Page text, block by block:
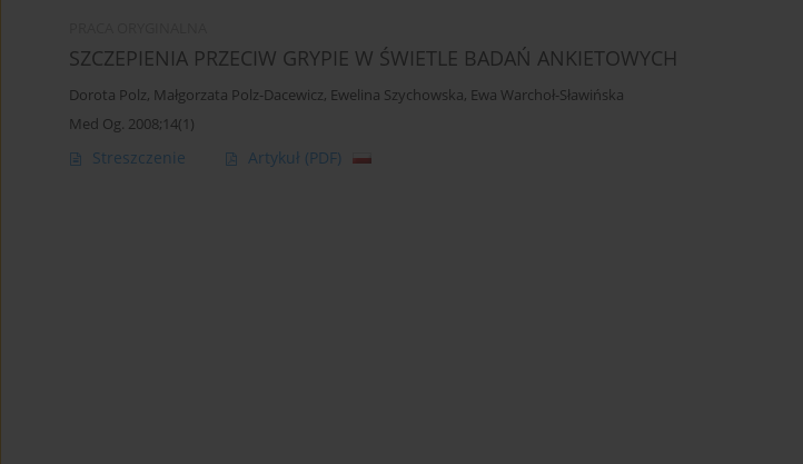
SZCZEPIENIA PRZECIW GRYPIE W ŚWIETLE BADAŃ ANKIETOWYCH
Dorota Polz, Małgorzata Polz-Dacewicz, Ewelina Szychowska, Ewa Warchoł-Sławińska
Med Og. 2008;14(1)
Streszczenie Artykuł (PDF)